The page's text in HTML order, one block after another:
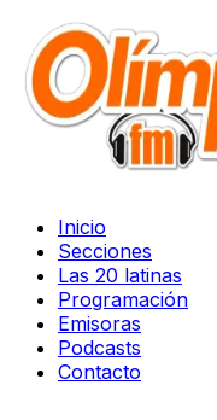
Inicio
Secciones
Las 20 latinas
Programación
Emisoras
Podcasts
Contacto